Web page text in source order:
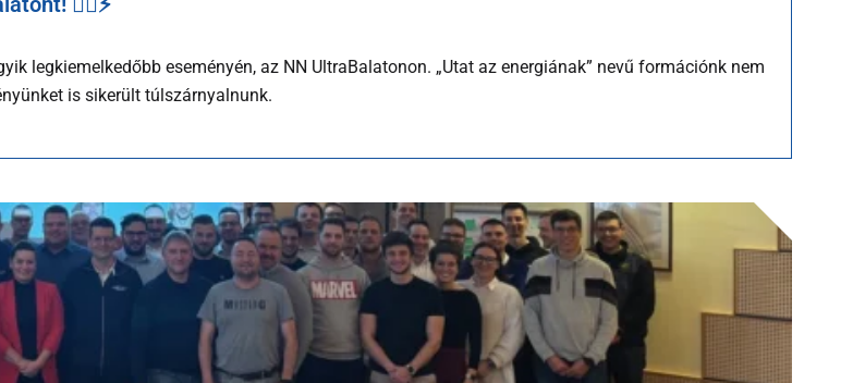
legkiemelkedőbb eseményén, az NN UltraBalatonon. „Utat az energiának” nevű formációnk nem
is sikerült túlszárnyalnunk.